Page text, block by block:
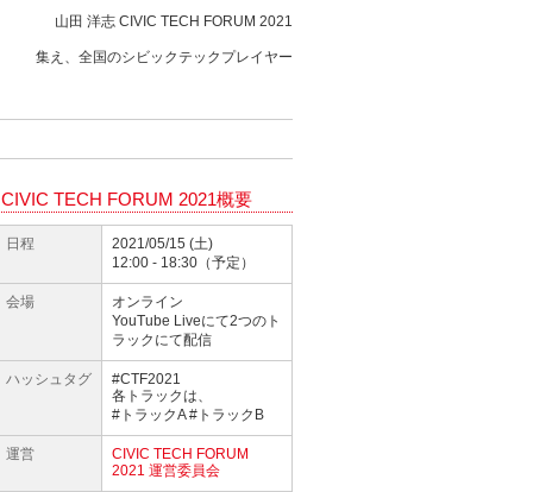
山田 洋志 CIVIC TECH FORUM 2021
集え、全国のシビックテックプレイヤー
CIVIC TECH FORUM 2021概要
日程
2021/05/15 (土)
12:00 - 18:30（予定）
会場
オンライン
YouTube Liveにて2つのト
ラックにて配信
ハッシュタグ
#CTF2021
各トラックは、
#トラックA #トラックB
運営
CIVIC TECH FORUM
2021 運営委員会